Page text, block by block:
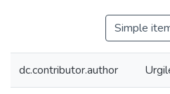
Simple
dc.contributor.author